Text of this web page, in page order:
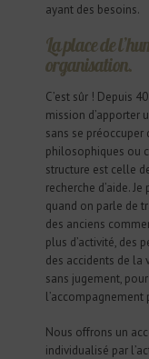
ayant des besoins.
La place de
organisation.
C’est sûr ! Depuis
mission d’apporter
sans se
philosophiques ou
structure est celle
recherche d’aide.
quand on parle de
des anciens
plus d’activité, des
des accidents de la
sans jugement,
l’accompagnement
Nous offrons un
individualisé par